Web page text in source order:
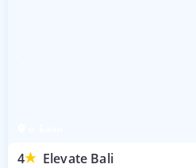
4 Elevate Bali